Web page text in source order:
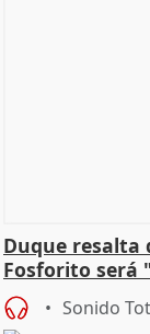
Duque resalta
Fosforito será
Sonido